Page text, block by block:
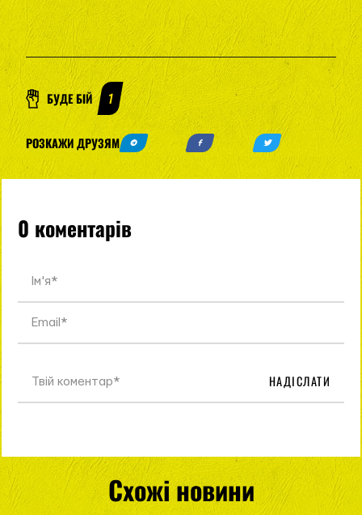
БУДЕ БІЙ 1
РОЗКАЖИ ДРУЗЯМ
0 коментарів
НАДІСЛАТИ
Схожі новини